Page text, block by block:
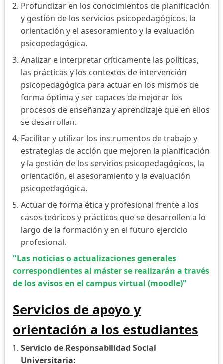
Profundizar en los conocimientos de planificación
y gestión de los servicios psicopedagógicos, la
orientación y el asesoramiento y la evaluación
psicopedagógica.
Analizar e interpretar críticamente las políticas,
las prácticas y los contextos de intervención
psicopedagógica para actuar en los mismos de
forma óptima y ser capaces de mejorar los
procesos de enseñanza y aprendizaje que en ellos
se desarrollan.
Facilitar y utilizar los instrumentos de trabajo y
estrategias de acción que mejoren la planificación
y la gestión de los servicios psicopedagógicos, la
orientación, el asesoramiento y la evaluación
psicopedagógica.
Actuar de forma ética y profesional frente a los
casos teóricos y prácticos que se desarrollen a lo
largo de la formación y en el futuro ejercicio
profesional.
"Las noticias o actualizaciones generales
correspondientes al máster se realizarán a través
de los avisos en el campus virtual (moodle)"
Servicios de apoyo y
orientación a los estudiantes
Servicio de Responsabilidad Social
Universitaria: